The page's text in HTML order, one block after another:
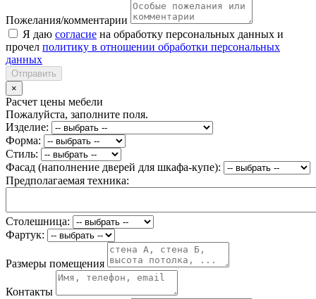
Пожелания/комментарии
Я даю согласие на обработку персональных данных и
прочел политику в отношении обработки персональных
данных
Отправить
×
Расчет цены мебели
Пожалуйста, заполните поля.
Изделие:
Форма:
Стиль:
Фасад (наполнение дверей для шкафа-купе):
Предполагаемая техника:
Столешница:
Фартук:
Размеры помещения
Контакты